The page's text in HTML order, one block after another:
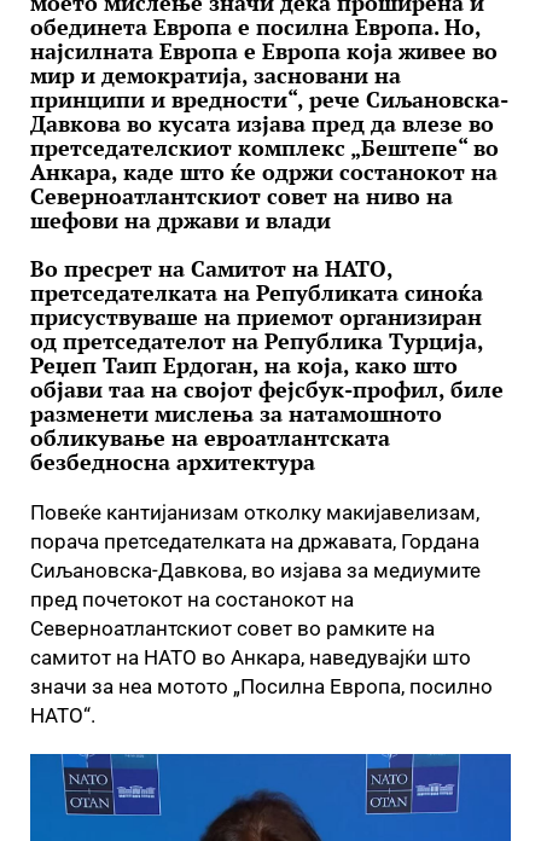
обединета Европа е посилна Европа. Но,
најсилната Европа е Европа која живее во
мир и демократија, засновани на
принципи и вредности“, рече Сиљановска-
Давкова во кусата изјава пред да влезе во
претседателскиот комплекс „Бештепе“ во
Анкара, каде што ќе одржи состанокот на
Северноатлантскиот совет на ниво на
шефови на држави и влади
Во пресрет на Самитот на НАТО,
претседателката на Републиката синоќа
присуствуваше на приемот организиран
од претседателот на Република Турција,
Реџеп Таип Ердоган, на која, како што
објави таа на својот фејсбук-профил, биле
разменети мислења за натамошното
обликување на евроатлантската
безбедносна архитектура
Повеќе кантијанизам отколку макијавелизам,
порача претседателката на државата, Гордана
Сиљановска-Давкова, во изјава за медиумите
пред почетокот на состанокот на
Северноатлантскиот совет во рамките на
самитот на НАТО во Анкара, наведувајќи што
значи за неа мотото „Посилна Европа, посилно
НАТО“.